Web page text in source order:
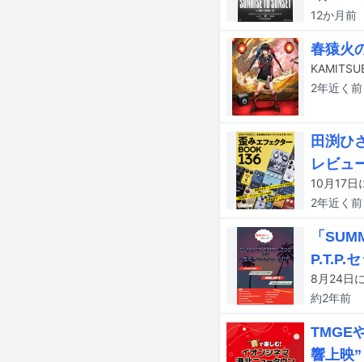
12か月前
春猿火
2年近く 前
田渕ひ
レビュ
2年近く 前
「
P.T.P.
約2年前
TMGE
響上映”